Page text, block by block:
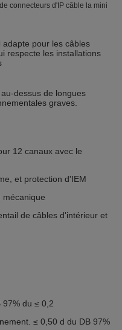
connecteurs d'IP câble la mini
adapte pour les câbles
respecte les installations
dessus de longues
graves.
12 canaux avec le
et protection d'IEM
mécanique
de câbles d'intérieur et
97% du ≤ 0,2
≤ 0,50 d du DB 97%